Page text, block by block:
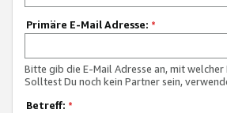
Primäre E-Mail Adresse: *
Bitte gib die E-Mail Adresse an, mit
Solltest Du noch kein Partner sein,
Betreff: *